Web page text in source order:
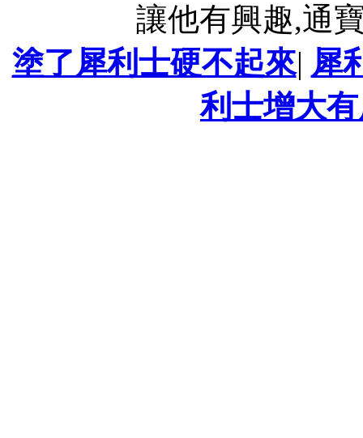
讓他有興趣,通
塗了犀利士硬不起來| 犀
利士增大